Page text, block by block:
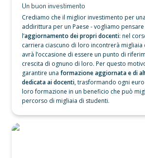
Un buon investimento
Crediamo che il miglior investimento per
addirittura per un Paese - vogliamo pensare
l’aggiornamento dei propri docenti: nel
carriera ciascuno di loro incontrerà migliaia
avrà l’occasione di essere un punto di
crescita di ognuno di loro. Per questo
garantire una formazione aggiornata e di
dedicata ai docenti, trasformando ogni
loro formazione in un beneficio che può
percorso di migliaia di studenti.
Uno spazio per docenti soddisfatti